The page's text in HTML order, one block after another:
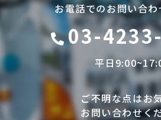
お電話でのお問い合
03-
平日
ご不明な点はお
お問い合わせく